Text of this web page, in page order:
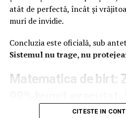
care toti jurnalistii locali si/
„formatorii de opinie” si/sau
si sa prezinte diplomele reale
recomanda
Asemanarile dintre Gheorghe
cazul primarului PNL reales –
atât de perfectă, încât și
muri de invidie.
Concluzia este oficială, sub
Sistemul nu trage, nu
Matematica de birt:
de „mers în gol” pe
CITESTE IN